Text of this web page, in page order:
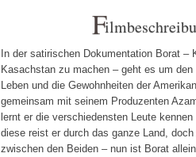
F
In der satirischen Dokumentation Borat –
Kasachstan zu machen – geht es um
Leben und die Gewohnheiten der
gemeinsam mit seinem Produzenten
lernt er die verschiedensten Leute
diese reist er durch das ganze Land,
zwischen den Beiden – nun ist Borat